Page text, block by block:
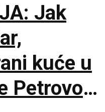
Jak
kuće u
Petrovo i